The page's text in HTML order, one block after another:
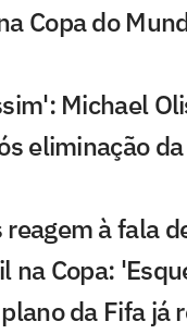
Copa do
Michael
eliminação
reagem à fala
na Copa:
da Fifa já